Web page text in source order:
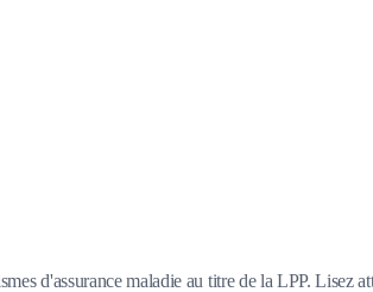
d'assurance maladie au titre de la LPP. Lisez